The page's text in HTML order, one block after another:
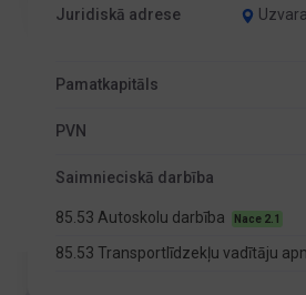
Juridiskā adrese
Pamatkapitāls
PVN
Saimnieciskā darbība
85.53 Autoskolu darbība Nace 2.1
85.53 Transportlīdzekļu vadītāju